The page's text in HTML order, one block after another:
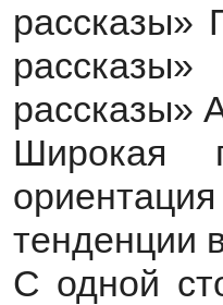
рассказы»
рассказы»
Широкая
тенденции
С одной